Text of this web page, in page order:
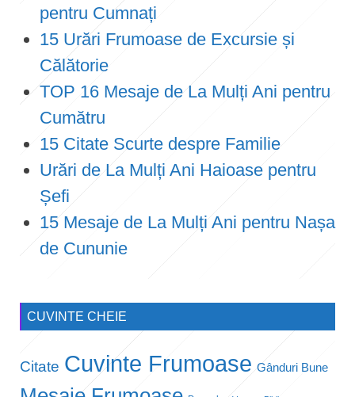
pentru Cumnați
15 Urări Frumoase de Excursie și
Călătorie
TOP 16 Mesaje de La Mulți Ani pentru
Cumătru
15 Citate Scurte despre Familie
Urări de La Mulți Ani Haioase pentru
Șefi
15 Mesaje de La Mulți Ani pentru Nașa
de Cununie
CUVINTE CHEIE
Citate Cuvinte Frumoase Gânduri Bune